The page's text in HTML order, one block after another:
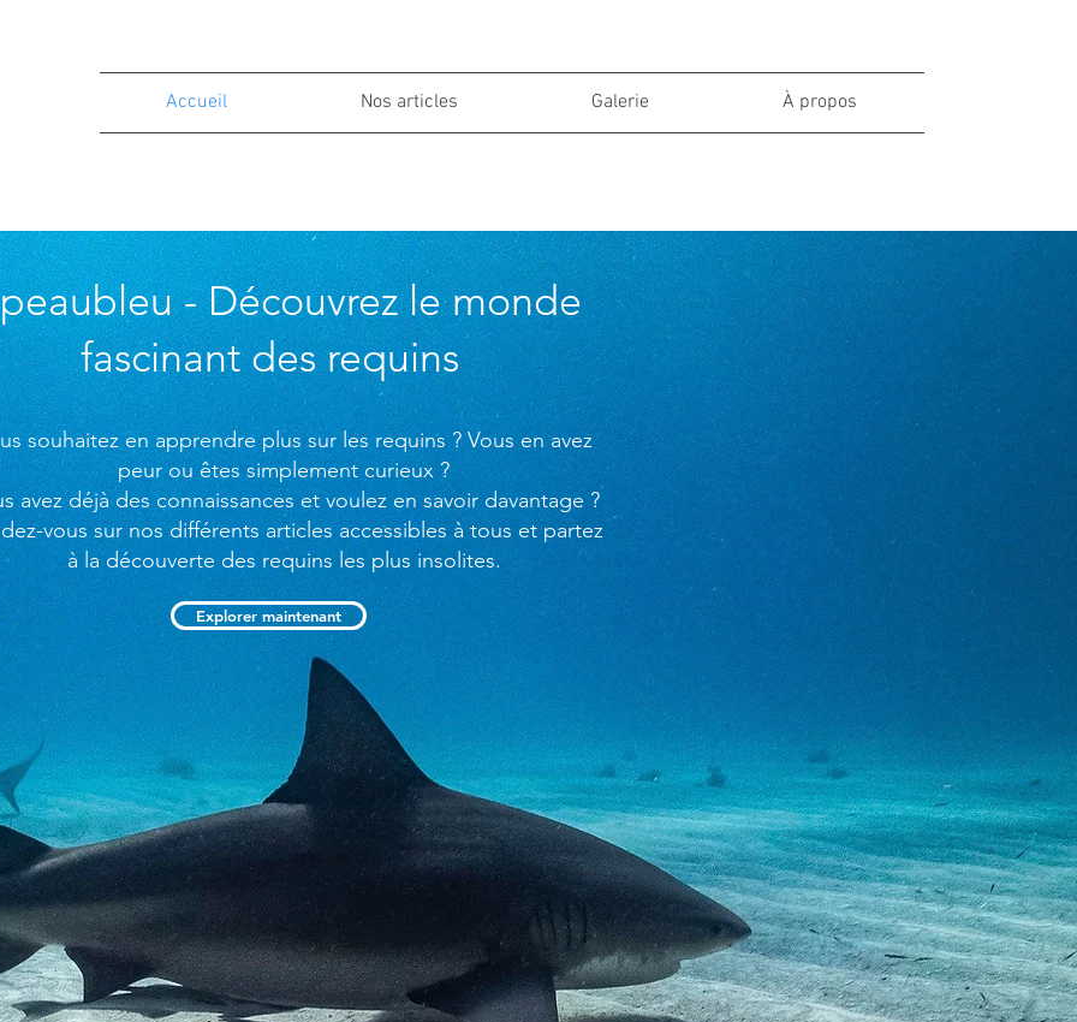
Accueil Nos articles Galerie À propos
- Découvrez le monde
fascinant des requins
souhaitez en apprendre plus sur les requins ? Vous en avez
peur ou êtes simplement curieux ?
avez déjà des connaissances et voulez en savoir davantage ?
vous sur nos différents articles accessibles à tous et partez
à la découverte des requins les plus insolites.
Explorer maintenant